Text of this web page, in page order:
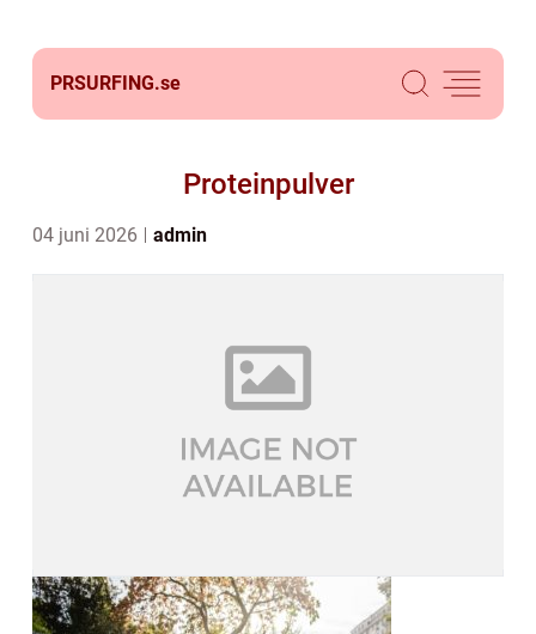
PRSURFING.se
Proteinpulver
04 juni 2026 admin